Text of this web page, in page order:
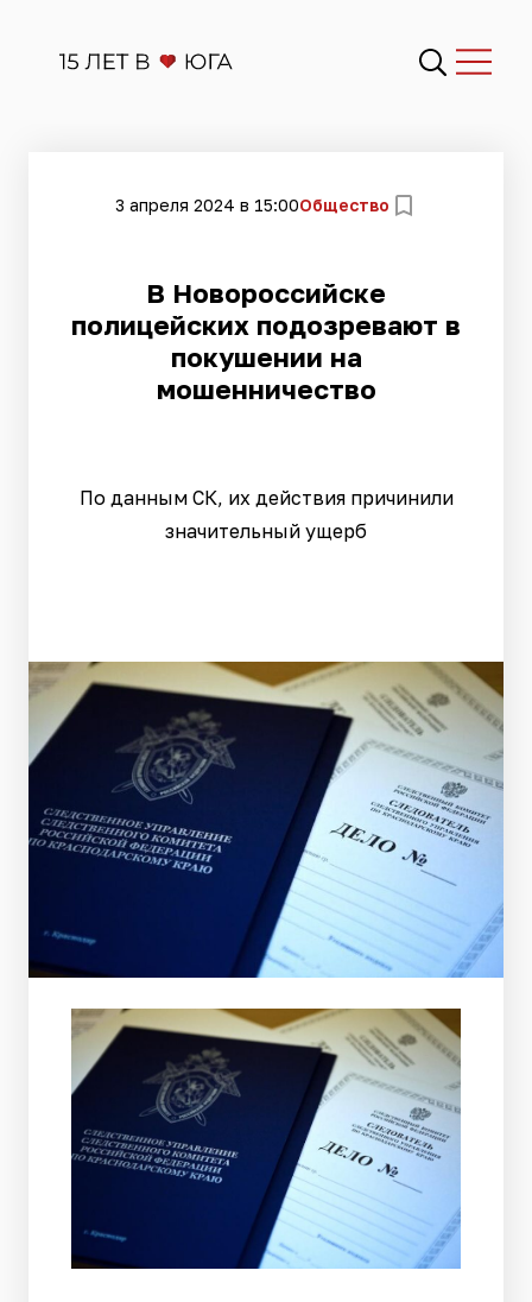
3 апреля 2024 в 15:00Общество
В Новороссийске
полицейских подозревают в
покушении на
мошенничество
По данным СК, их действия причинили
значительный ущерб